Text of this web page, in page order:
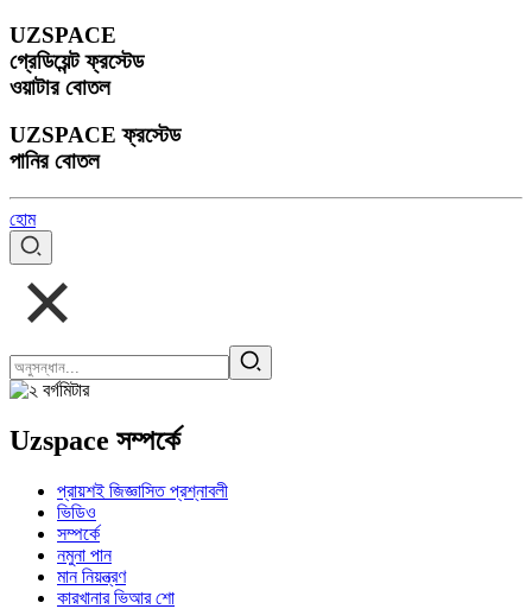
UZSPACE
গ্রেডিয়েন্ট ফ্রস্টেড
ওয়াটার বোতল
UZSPACE ফ্রস্টেড
পানির বোতল
হোম
Uzspace সম্পর্কে
প্রায়শই জিজ্ঞাসিত প্রশ্নাবলী
ভিডিও
সম্পর্কে
নমুনা পান
মান নিয়ন্ত্রণ
কারখানার ভিআর শো